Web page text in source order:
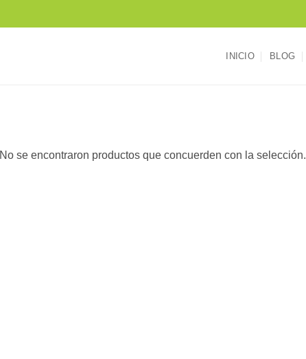
INICIO BLOG
No se encontraron productos que concuerden con la selección.